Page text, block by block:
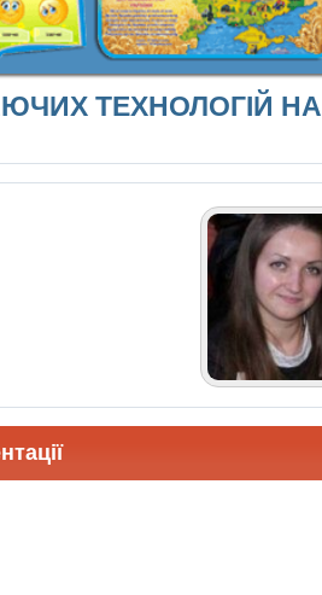
ТЕХНОЛОГІЙ НА